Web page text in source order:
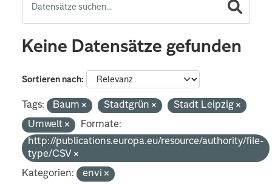
Keine Datensätze gefunden
Sortieren nach
Tags: Baum Stadtgrün
Stadt Leipzig
Umwelt
Formate:
http://publications.europa.eu/resource/authority/file-
type/CSV
Kategorien:
envi